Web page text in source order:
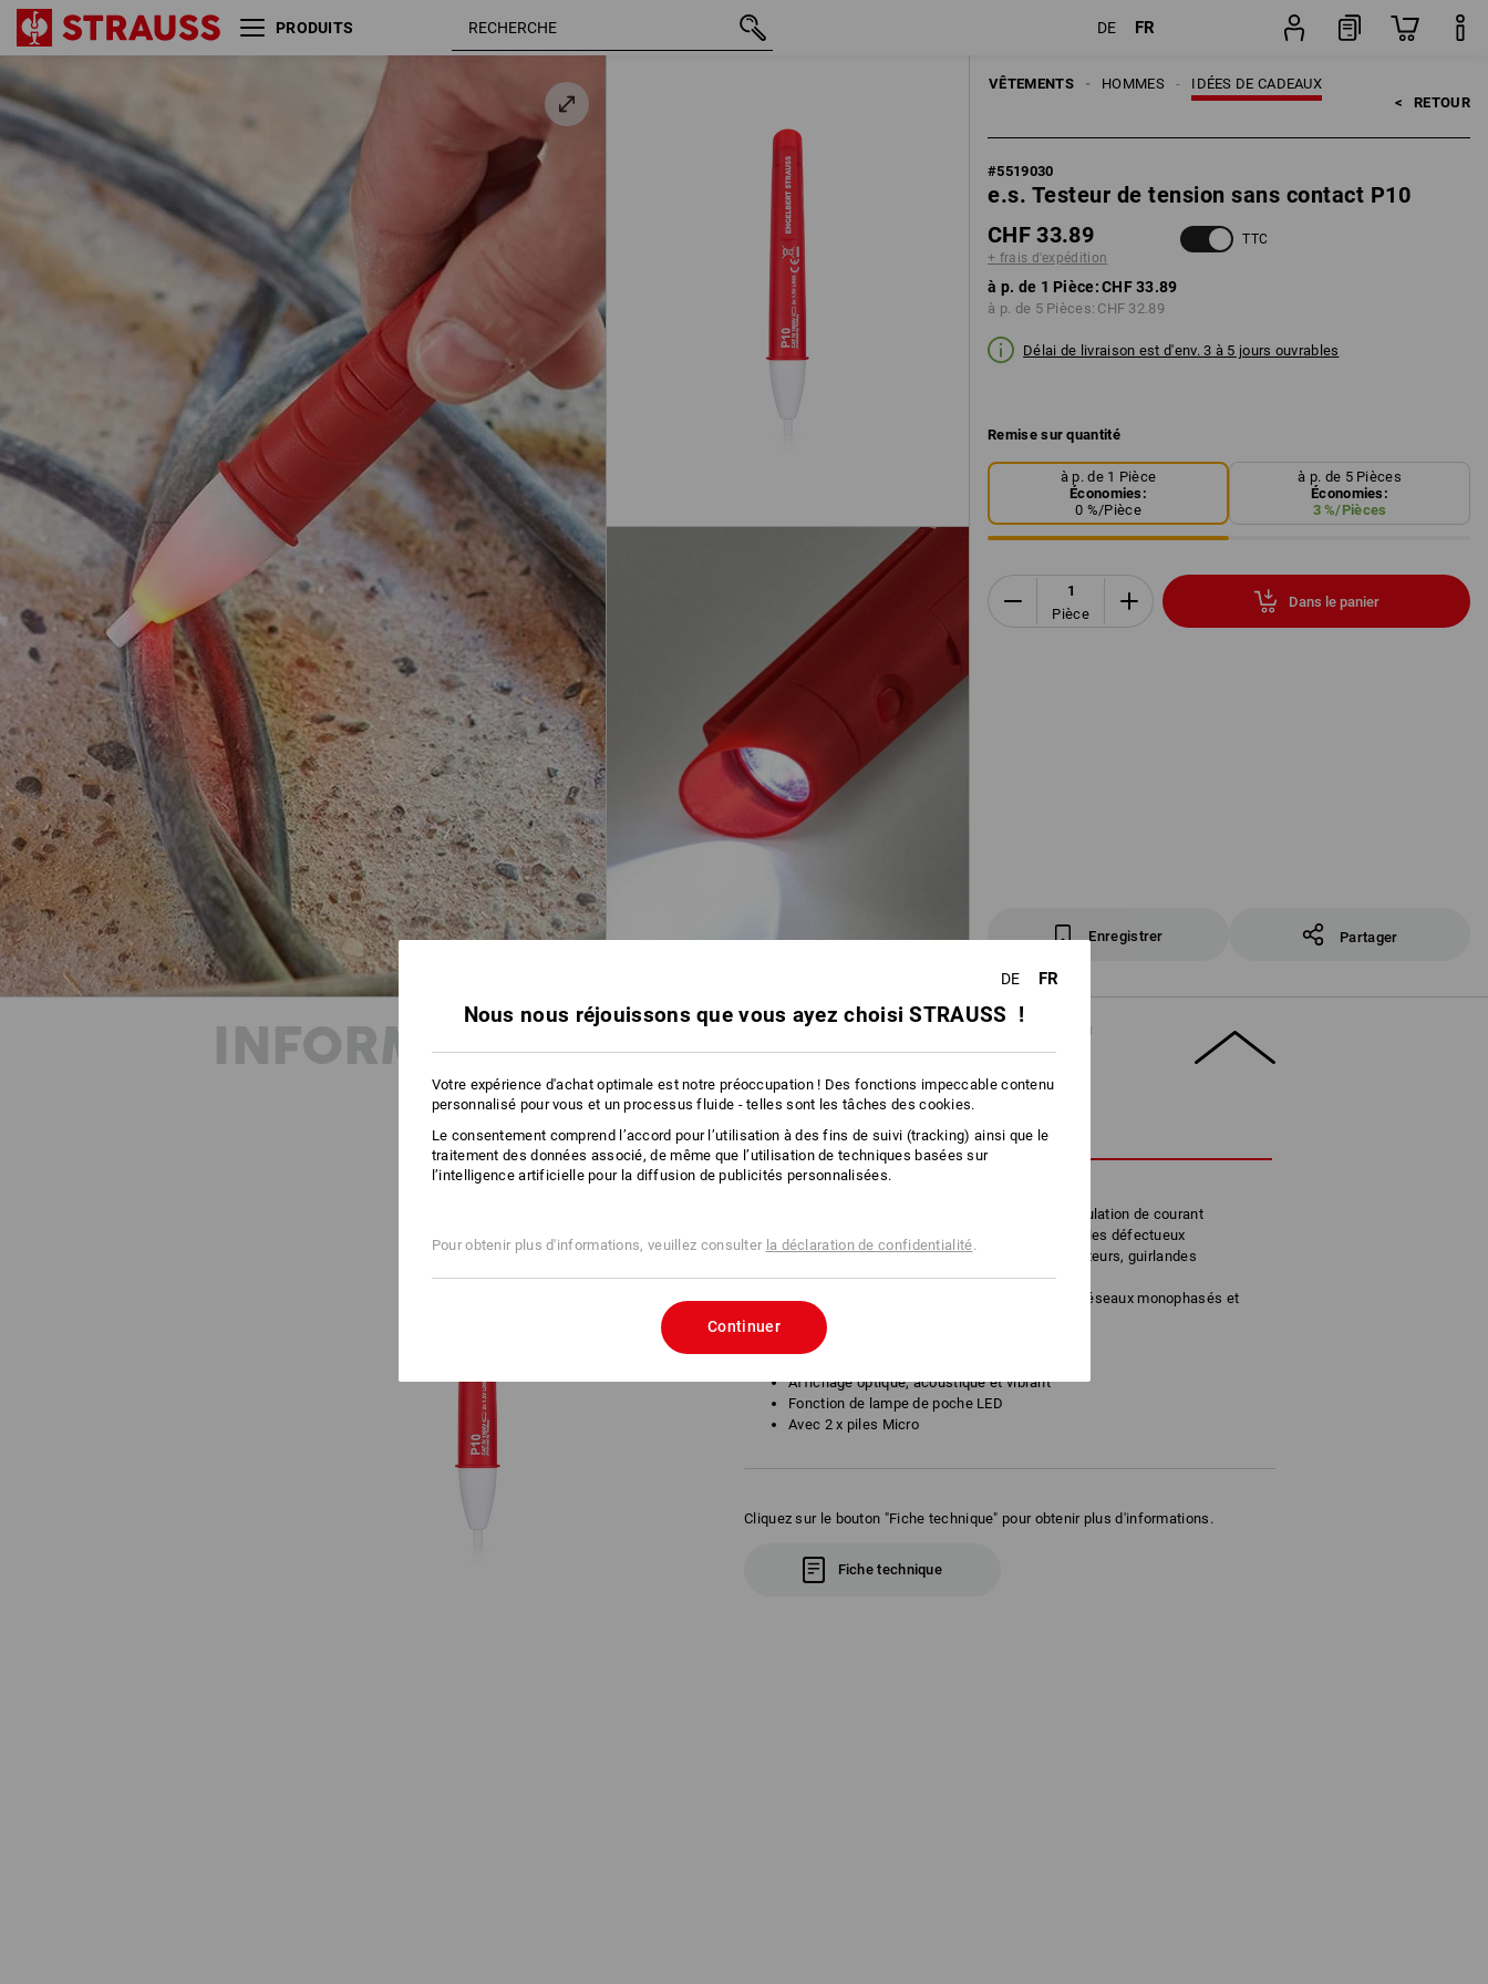
PRODUITS DE FR
VÊTEMENTS IDÉES DE CADEAUX
HOMMES
< RETOUR
#5519030
e.s. Testeur de tension sans contact P10
CHF 33.89
+ frais d'expédition
TTC
à p. de 1 Pièce:CHF 33.89
à p. de 5 Pièces: CHF 32.89
Délai de livraison est d'env. 3 à 5 jours ouvrables
Remise sur quantité
à p. de 1 Pièce
Économies:
0 %/Pièce
à p. de 5 Pièces
Économies:
3%/Pièces
Pièce
Dans le panier
Enregistrer Partager
e.s. Testeur de tension sans
CHF 33.89
TTC
INFORMATIONS SUR LE PRODUIT
DESCRIPTION
Détection des tensions alternatives sans circulation de courant
Détection des ruptures de câbles et des fusibles défectueux
Contrôle des prises, interrupteurs, transformateurs, guirlandes
lumineuses etc.
Détection des conducteurs de phase sur les réseaux monophasés et
triphasés
Vérifie le fonctionnement des disjoncteurs
Affichage optique, acoustique et vibrant
Fonction de lampe de poche LED
Avec 2 x piles Micro
Cliquez sur le bouton "Fiche technique" pour obtenir plus d'informations.
Fiche technique
DE FR
Nous nous réjouissons que vous ayez choisi STRAUSS !
Votre expérience d'achat optimale est notre préoccupation ! Des fonctions impeccable contenu
personnalisé pour vous et un processus fluide - telles sont les tâches des cookies.
Le consentement comprend l’accord pour l’utilisation à des fins de suivi (tracking) ainsi que le
traitement des données associé, de même que l’utilisation de techniques basées sur
l’intelligence artificielle pour la diffusion de publicités personnalisées.
Pour obtenir plus d'informations, veuillez consulter la déclaration de confidentialité.
Continuer